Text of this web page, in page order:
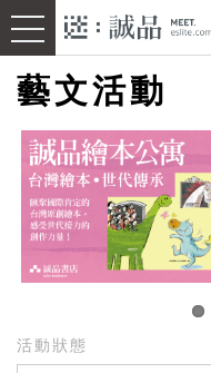
藝文活動
活動狀態